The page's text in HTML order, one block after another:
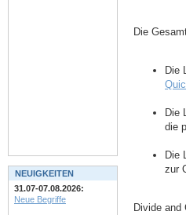
Die
Die
Die
die
Die
zur
Divide and
NEUIGKEITEN
31.07-07.08.2026:
Neue Begriffe